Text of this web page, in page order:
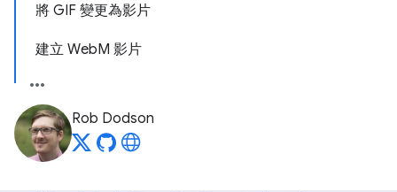
將 GIF 變更為影片
建立 WebM 影片
Rob Dodson